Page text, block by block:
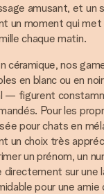
amusant, et un
un moment qui met
chaque matin.
céramique, nos
en blanc ou en
— figurent
Pour les
pour chats en
un choix très
un prénom, un
sur une
pour une amie